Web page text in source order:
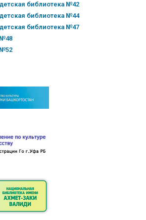
библиотека №42
библиотека №44
библиотека №47